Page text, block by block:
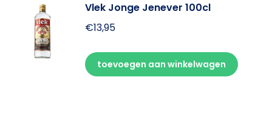
Vlek Jonge Jenever 100cl
€13,95
toevoegen aan winkelwagen